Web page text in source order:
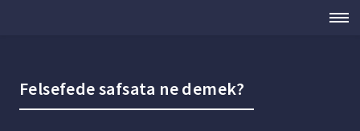
Felsefede safsata ne demek?